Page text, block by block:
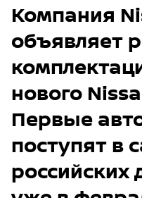
Компания
объявляет
нового
Первые
поступят в
российских